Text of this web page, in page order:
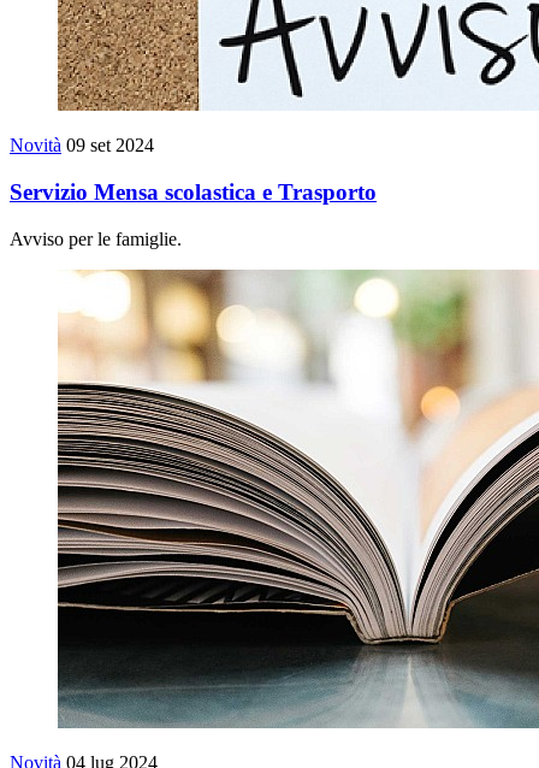
Novità 09 set 2024
Servizio Mensa scolastica e Trasporto
Avviso per le famiglie.
Novità 04 lug 2024